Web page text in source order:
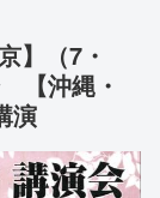
】（7・
【沖縄・
演